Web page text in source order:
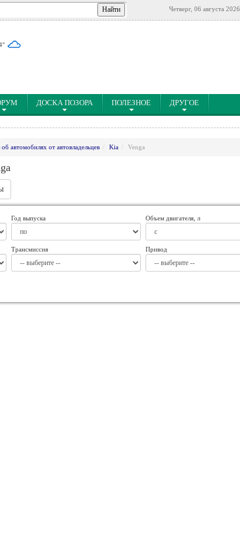
Четверг, 06 августа 2026
ДОСКА ПОЗОРА ПОЛЕЗНОЕ ДРУГОЕ
автомобилях от автовладельцев Kia Venga
Год выпуска Объем двигателя, л
Трансмиссия Привод